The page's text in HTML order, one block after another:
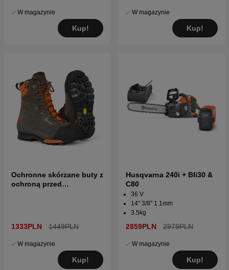
W magazynie
Kup!
W magazynie
Kup!
Ochronne skórzane buty z
ochroną przed
1333PLN 1449PLN
W magazynie
Kup!
Husqvarna 240i + Bli30 &
C80
36 V
14" 3/8" 1.1mm
3.5kg
2859PLN 2979PLN
W magazynie
Kup!